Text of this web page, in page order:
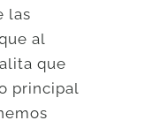
las
al
que
principal